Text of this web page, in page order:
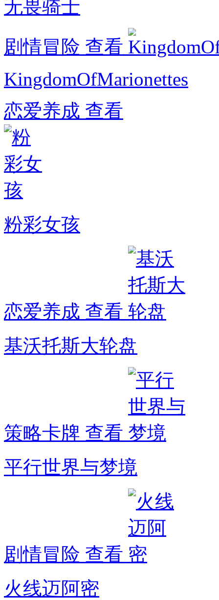
无畏骑士
剧情冒险 查看
KingdomOfMarionettes
恋爱养成 查看
粉彩女孩
恋爱养成 查看
基沃托斯大轮盘
策略卡牌 查看
平行世界与梦境
剧情冒险 查看
火线迈阿密